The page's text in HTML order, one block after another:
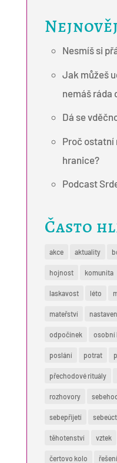
Nesmíš si
Jak můžeš
nemáš ráda
Dá se
Proč ostatní
hranice?
Podcast
Často
akce aktuality
hojnost komunita
laskavost léto
mateřství
odpočinek osobní
poslání potrat
přechodové rituály
rozhovory
sebepřijetí
těhotenství vztek
čertovo kolo řešení